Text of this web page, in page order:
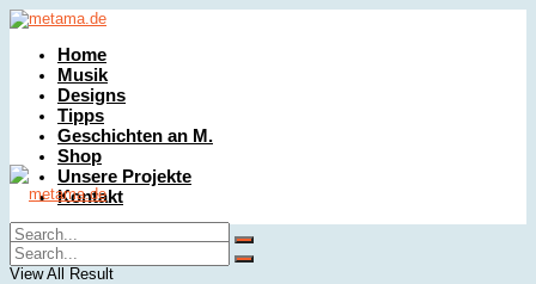
Home
Musik
Designs
Tipps
Geschichten an M.
Shop
Unsere Projekte
Kontakt
No Result
View All Result